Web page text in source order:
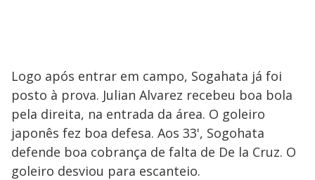
Logo após entrar em campo, Sogahata já foi
posto à prova. Julian Alvarez recebeu boa bola
pela direita, na entrada da área. O goleiro
japonês fez boa defesa. Aos 33', Sogohata
defende boa cobrança de falta de De la Cruz. O
goleiro desviou para escanteio.